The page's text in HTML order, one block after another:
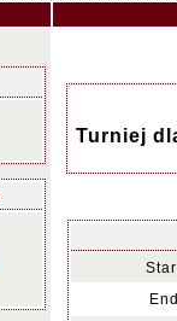
Turniej